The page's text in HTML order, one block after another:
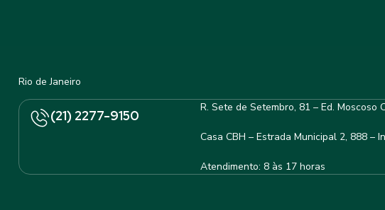
Rio de Janeiro
(21) 2277-9150
R. Sete de Setembro, 81 – Ed. Moscoso
Casa CBH – Estrada Municipal 2, 888 –
Atendimento: 8 às 17 horas